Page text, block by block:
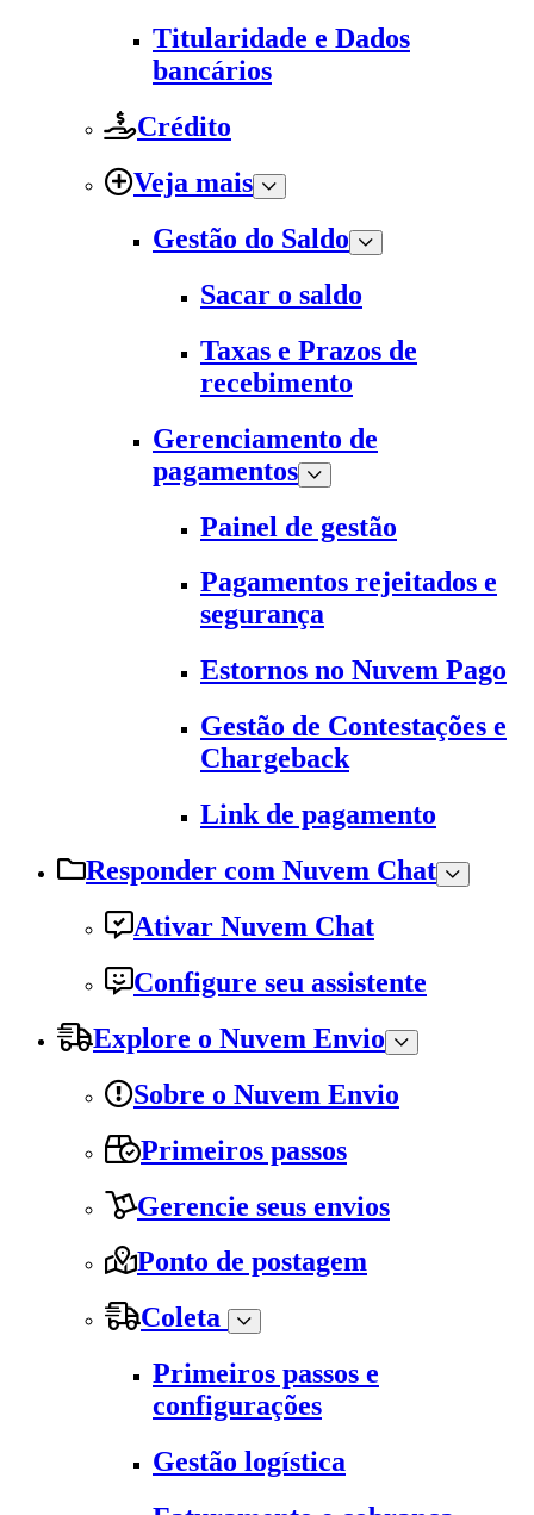
Titularidade e Dados
bancários
Crédito
Veja mais
Gestão do Saldo
Sacar o saldo
Taxas e Prazos de
recebimento
Gerenciamento de
pagamentos
Painel de gestão
Pagamentos rejeitados e
segurança
Estornos no Nuvem Pago
Gestão de Contestações e
Chargeback
Link de pagamento
Responder com Nuvem Chat
Ativar Nuvem Chat
Configure seu assistente
Explore o Nuvem Envio
Sobre o Nuvem Envio
Primeiros passos
Gerencie seus envios
Ponto de postagem
Coleta
Primeiros passos e
configurações
Gestão logística